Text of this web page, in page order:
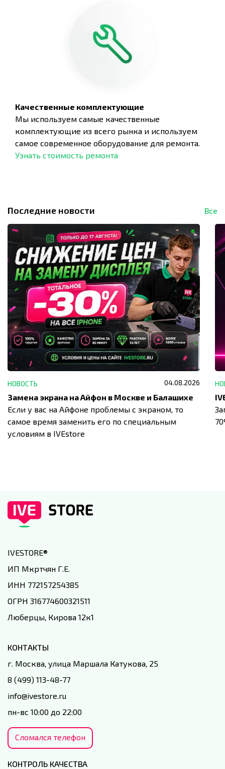
Качественные комплектующие
Мы используем самые качественные
комплектующие из всего рынка и используем
самое современное оборудование для ремонта.
Узнать стоимость ремонта
Последние новости Все
НОВОСТЬ 04.08.2026
Замена экрана на Айфон в Москве и Балашихе
Если у вас на Айфоне проблемы с экраном, то
самое время заменить его по специальным
условиям в IVEstore
IVESTORE®
ИП Мкртчян Г.Е.
ИНН 772157254385
ОГРН 316774600321511
Люберцы, Кирова 12к1
КОНТАКТЫ
г. Москва, улица Маршала Катукова, 25
8 (499) 113-48-77
info@ivestore.ru
пн-вс 10:00 до 22:00
Сломался телефон
КОНТРОЛЬ КАЧЕСТВА